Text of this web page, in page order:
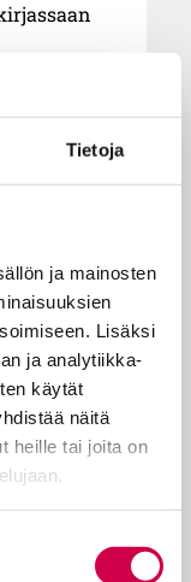
Tietoja
ja mainosten
Lisäksi
ja analytiikka-
käytät
näitä
heille tai joita on
sekä
-
Brad
FBI:n
johdossa
uransa